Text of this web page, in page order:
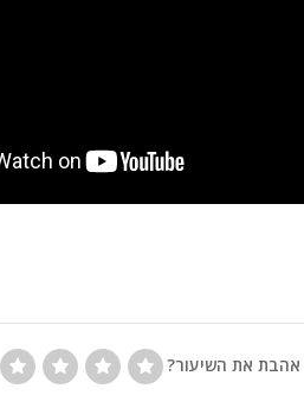
אהבת את השיעור?